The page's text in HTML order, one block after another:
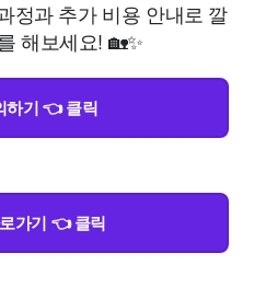
정과 추가 비용 안내로 깔
해보세요! 🏡✨
하기 👈 클릭
가기 👈 클릭